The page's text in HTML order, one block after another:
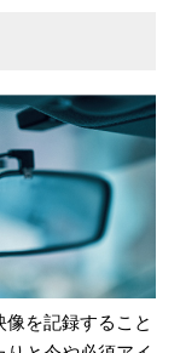
を記録すること